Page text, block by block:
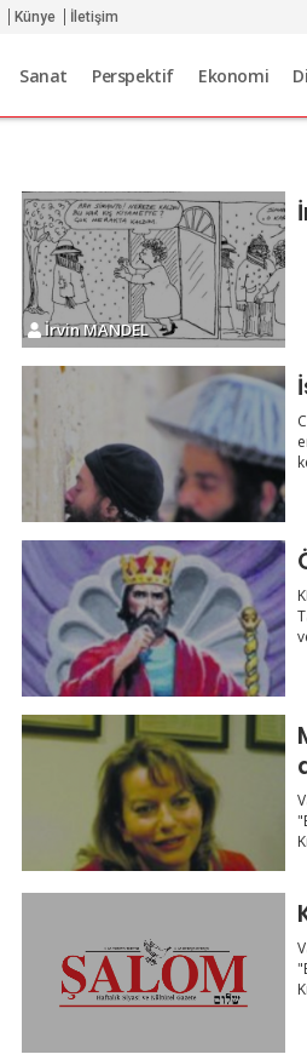
Künye İletişim
Sanat Perspektif Ekonomi
İrvin MANDEL